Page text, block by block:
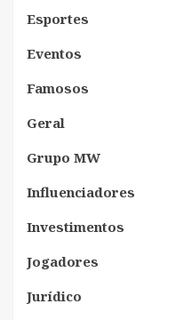
Esportes
Eventos
Famosos
Geral
Grupo MW
Influenciadores
Investimentos
Jogadores
Jurídico